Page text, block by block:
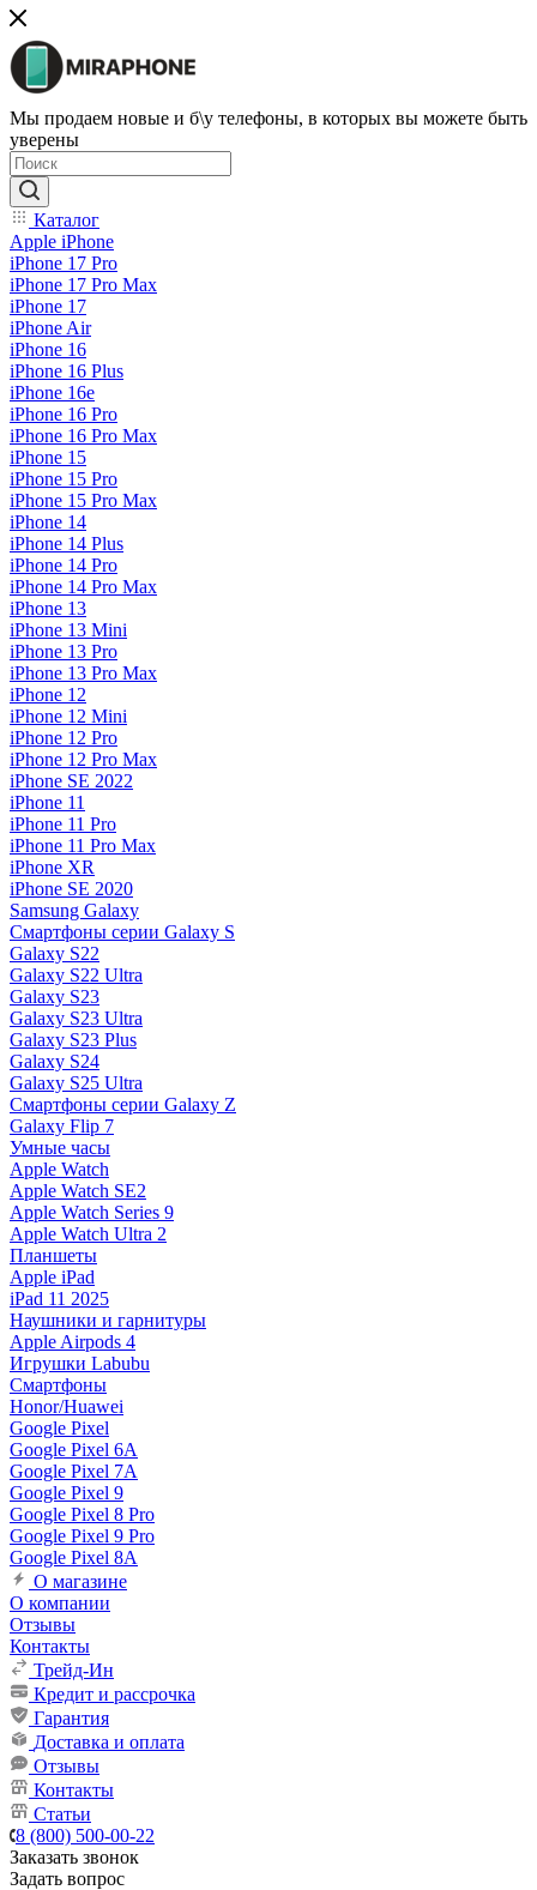
Мы продаем новые и б\у телефоны, в которых вы можете быть
уверены
Каталог
Apple iPhone
iPhone 17 Pro
iPhone 17 Pro Max
iPhone 17
iPhone Air
iPhone 16
iPhone 16 Plus
iPhone 16e
iPhone 16 Pro
iPhone 16 Pro Max
iPhone 15
iPhone 15 Pro
iPhone 15 Pro Max
iPhone 14
iPhone 14 Plus
iPhone 14 Pro
iPhone 14 Pro Max
iPhone 13
iPhone 13 Mini
iPhone 13 Pro
iPhone 13 Pro Max
iPhone 12
iPhone 12 Mini
iPhone 12 Pro
iPhone 12 Pro Max
iPhone SE 2022
iPhone 11
iPhone 11 Pro
iPhone 11 Pro Max
iPhone XR
iPhone SE 2020
Samsung Galaxy
Смартфоны серии Galaxy S
Galaxy S22
Galaxy S22 Ultra
Galaxy S23
Galaxy S23 Ultra
Galaxy S23 Plus
Galaxy S24
Galaxy S25 Ultra
Смартфоны серии Galaxy Z
Galaxy Flip 7
Умные часы
Apple Watch
Apple Watch SE2
Apple Watch Series 9
Apple Watch Ultra 2
Планшеты
Apple iPad
iPad 11 2025
Наушники и гарнитуры
Apple Airpods 4
Игрушки Labubu
Смартфоны
Honor/Huawei
Google Pixel
Google Pixel 6A
Google Pixel 7А
Google Pixel 9
Google Pixel 8 Pro
Google Pixel 9 Pro
Google Pixel 8A
О магазине
О компании
Отзывы
Контакты
Трейд-Ин
Кредит и рассрочка
Гарантия
Доставка и оплата
Отзывы
Контакты
Статьи
8 (800) 500-00-22
Заказать звонок
Задать вопрос